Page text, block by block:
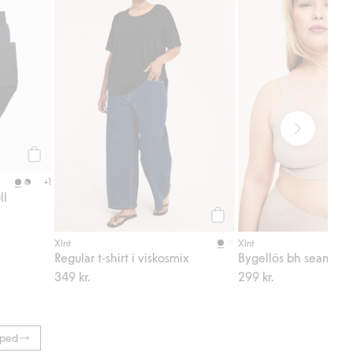
+1
Xlnt
Regular t-shirt i viskosmix
349 kr.
Xlnt
Bygellös bh seamless
299 kr.